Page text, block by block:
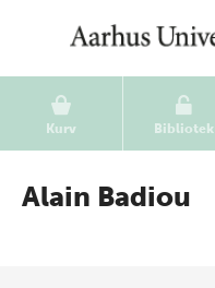
Kurv Bibliotek
Alain Badiou